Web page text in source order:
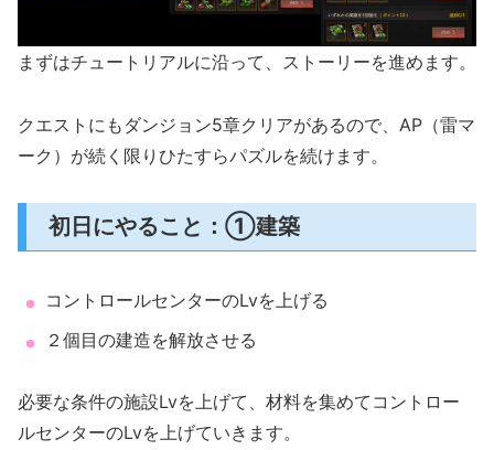
まずはチュートリアルに沿って、ストーリーを進めます。
クエストにもダンジョン5章クリアがあるので、AP（雷マ
ーク）が続く限りひたすらパズルを続けます。
初日にやること：①建築
コントロールセンターのLvを上げる
２個目の建造を解放させる
必要な条件の施設Lvを上げて、材料を集めてコントロー
ルセンターのLvを上げていきます。